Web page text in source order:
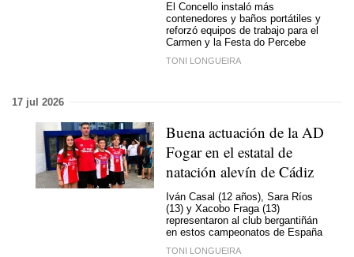
El Concello instaló más
contenedores y baños portátiles y
reforzó equipos de trabajo para el
Carmen y la Festa do Percebe
TONI LONGUEIRA
17 jul 2026
Buena actuación de la AD
Fogar en el estatal de
natación alevín de Cádiz
Iván Casal (12 años), Sara Ríos
(13) y Xacobo Fraga (13)
representaron al club bergantiñán
en estos campeonatos de España
TONI LONGUEIRA